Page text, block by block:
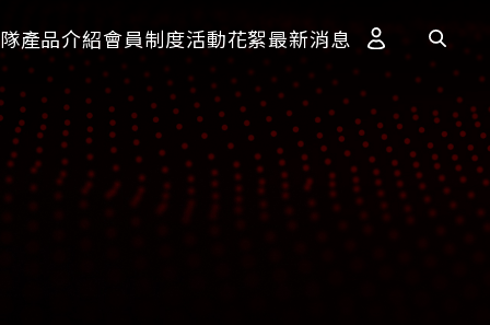
產品介紹會員制度活動花絮最新消息